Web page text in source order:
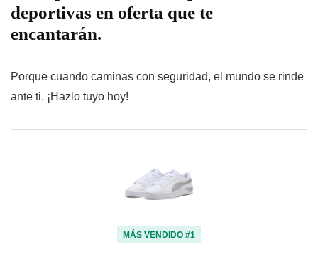
deportivas en oferta que te
encantarán.
Porque cuando caminas con seguridad, el mundo se rinde
ante ti. ¡Hazlo tuyo hoy!
MÁS VENDIDO #1